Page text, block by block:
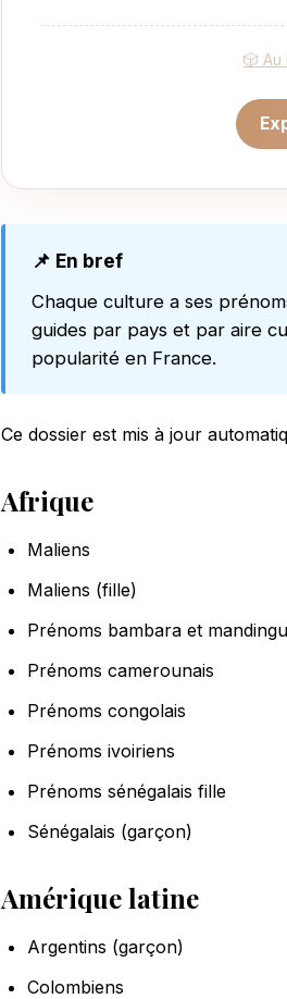
🎲 Au
📌 En bref
Chaque culture a ses
guides par pays et par aire
popularité en France.
Ce dossier est mis à jour
Afrique
Maliens
Maliens (fille)
Prénoms bambara et
Prénoms camerounais
Prénoms congolais
Prénoms ivoiriens
Prénoms sénégalais fille
Sénégalais (garçon)
Amérique latine
Argentins (garçon)
Colombiens